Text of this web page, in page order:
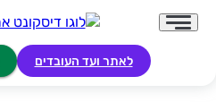
לאתר ועד העובדים